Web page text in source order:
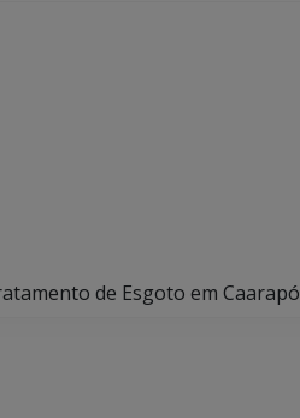
de Esgoto em Caarapó